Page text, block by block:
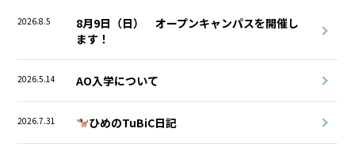
2026.8.5
8月9日（日） オープンキャンパスを開催し
ます！
2026.5.14 AO入学について
2026.7.31 ひめのTuBiC日記